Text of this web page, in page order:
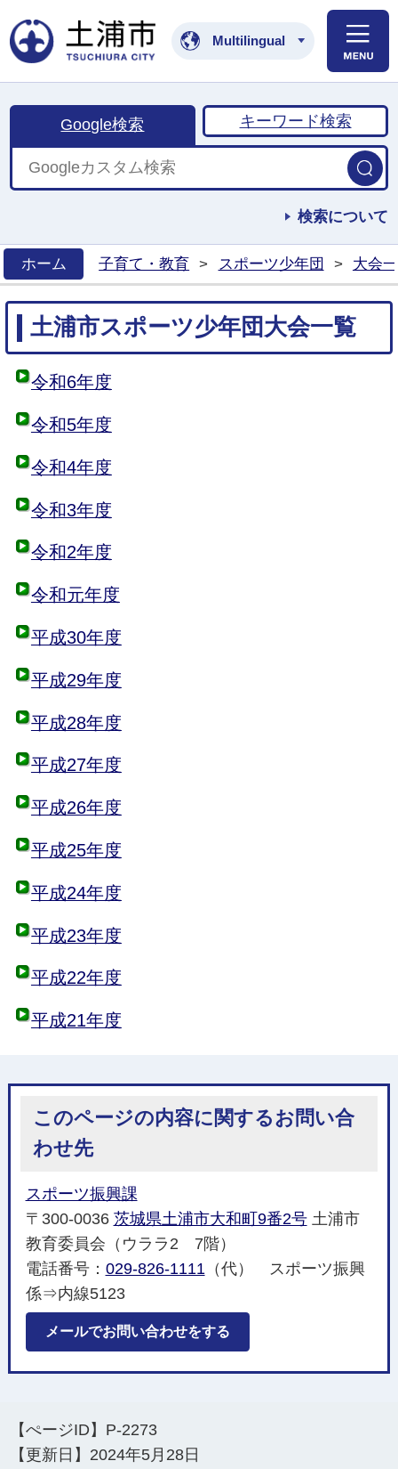
土浦市公式ホームペ
Multilingual
Google検索 キーワード検索
検索について
ホーム
子育て・教育 > スポーツ少年団 > 大会
土浦市スポーツ少年団大会一覧
令和6年度
令和5年度
令和4年度
令和3年度
令和2年度
令和元年度
平成30年度
平成29年度
平成28年度
平成27年度
平成26年度
平成25年度
平成24年度
平成23年度
平成22年度
平成21年度
このページの内容に関するお問い合
わせ先
スポーツ振興課
〒300-0036 茨城県土浦市大和町9番2号土浦市
教育委員会（ウララ2 7階）
電話番号： 029-826-1111 （代） スポーツ振興
係⇒内線5123
メールでお問い合わせをする
【ぺージID】 P-2273
【更新日】 2024年5月28日